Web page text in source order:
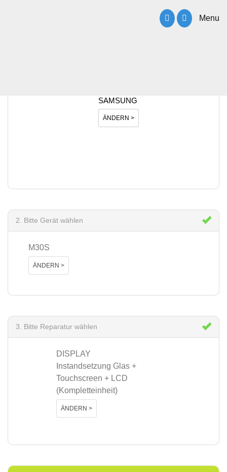
Menu
SAMSUNG
ÄNDERN >
2. Bitte Gerät wählen
M30S
ÄNDERN >
3. Bitte Reparatur wählen
DISPLAY
Instandsetzung Glas +
Touchscreen + LCD
(Kompletteinheit)
ÄNDERN >